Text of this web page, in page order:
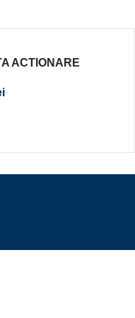
ACTIONARE
NEGRU INTENS